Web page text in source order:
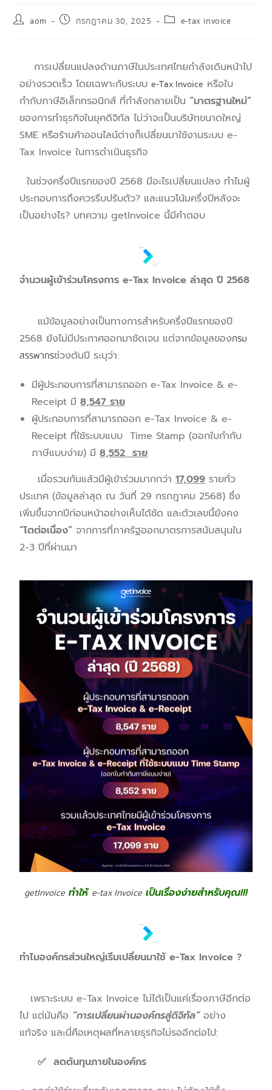
aom กรกฎาคม 30, 2025 e-tax invoice
การเปลี่ยนแปลงด้านภาษีในประเทศไทยกำลังเดินหน้าไป
อย่างรวดเร็ว โดยเฉพาะกับระบบe-Tax Invoice หรือใบ
กำกับภาษีอิเล็กทรอนิกส์ ที่กำลังกลายเป็น“มาตรฐานใหม่”
ของการทำธุรกิจในยุคดิจิทัล ไม่ว่าจะเป็นบริษัทขนาดใหญ่
SME หรือร้านค้าออนไลน์ต่างก็เปลี่ยนมาใช้งานระบบ e-
Tax Invoice ในการดำเนินธุรกิจ
ในช่วงครึ่งปีแรกของปี 2568 มีอะไรเปลี่ยนแปลง ทำไมผู้
ประกอบการถึงควรรีบปรับตัว? และแนวโน้มครึ่งปีหลังจะ
เป็นอย่างไร? บทความ getInvoice นี้มีคำตอบ
จำนวนผู้เข้าร่วมโครงการe-Tax Invoiceล่าสุด ปี2568
แม้ข้อมูลอย่างเป็นทางการสำหรับครึ่งปีแรกของปี
2568 ยังไม่มีประกาศออกมาชัดเจน แต่จากข้อมูลของกรม
สรรพากรช่วงต้นปี ระบุว่า:
มีผู้ประกอบการที่สามารถออก e-Tax Invoice & e-
Receipt มี8,547 ราย
ผู้ประกอบการที่สามารถออก e-Tax Invoice & e-
Receipt ที่ใช้ระบบแบบ Time Stamp (ออกใบกำกับ
ภาษีแบบง่าย) มี8,552 ราย
เมื่อรวมกันแล้วมีผู้เข้าร่วมมากกว่า17,099รายทั่ว
ประเทศ (ข้อมูลล่าสุด ณ วันที่ 29 กรกฎาคม 2568) ซึ่ง
เพิ่มขึ้นจากปีก่อนหน้าอย่างเห็นได้ชัด และตัวเลขนี้ยังคง
“โตต่อเนื่อง” จากการที่ภาครัฐออกมาตรการสนับสนุนใน
2-3 ปีที่ผ่านมา
getInvoice ทำให้ e-tax Invoice เป็นเรื่องง่ายสำหรับคุณ!!!
ทำไมองค์กรส่วนใหญ่เริ่มเปลี่ยนมาใช้e-Tax Invoice ?
เพราะระบบ e-Tax Invoice ไม่ได้เป็นแค่เรื่องภาษีอีกต่อ
ไป แต่มันคือ “การเปลี่ยนผ่านองค์กรสู่ดิจิทัล”อย่าง
แท้จริง และนี่คือเหตุผลที่หลายธุรกิจไม่รออีกต่อไป:
✅ ลดต้นทุนภายในองค์กร